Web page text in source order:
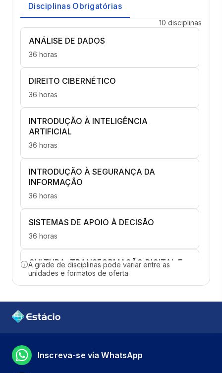
Disciplinas Obrigatórias
10 disciplinas
ANÁLISE DE DADOS
36 horas
DIREITO CIBERNÉTICO
36 horas
INTRODUÇÃO À INTELIGÊNCIA
ARTIFICIAL
36 horas
INTRODUÇÃO À SEGURANÇA DA
INFORMAÇÃO
36 horas
SISTEMAS DE APOIO À DECISÃO
36 horas
CULTURA, TRANSFORMAÇÃO DIGITAL E
GESTÃO DA MUDANÇA
36 horas
GESTÃO DE PESSOAS E TIMES NO
CONTEXTO DE IA
LIDERANÇA NA ERA DA INTELIGÊNCIA
A grade de disciplinas pode variar entre as
unidades e formatos de oferta
Inscreva-se via WhatsApp